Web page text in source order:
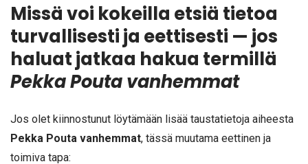
Missä voi kokeilla etsiä tietoa
turvallisesti ja eettisesti — jos
haluat jatkaa hakua termillä
Pekka Pouta vanhemmat
Jos olet kiinnostunut löytämään lisää taustatietoja aiheesta
Pekka Pouta vanhemmat, tässä muutama eettinen ja
toimiva tapa: